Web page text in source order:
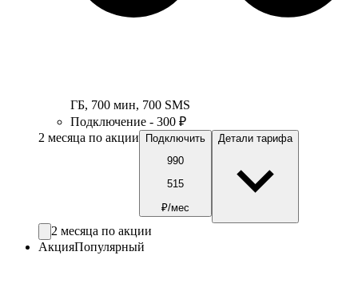
ГБ, 700 мин, 700 SMS
Подключение - 300 ₽
2 месяца по акции
Подключить
990
515
₽/мес
Детали тарифа
2 месяца по акции
АкцияПопулярный